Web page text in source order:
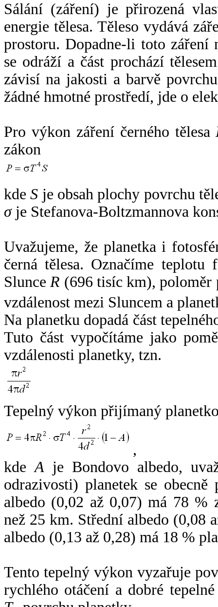
Sálání (záření) je přirozená
energie tělesa. Těleso vydává
prostoru. Dopadne-li toto záření
se odráží a část prochází
závisí na jakosti a barvě
žádné hmotné prostředí, jde o
Pro výkon záření černého tělesa
zákon
kdeS je obsah plochy povrchu
σje Stefanova-Boltzmannova
Uvažujeme, že planetka i
černá tělesa. Označíme
SlunceR (696 tisíc km),
vzdálenost mezi Sluncem a
Na planetku dopadá část
Tuto část vypočítáme jako
vzdálenosti planetky, tzn.
Tepelný výkon přijímaný
,
kdeA je Bondovo albedo,
odrazivosti) planetek se
albedo (0,02 až 0,07) má 78 %
než 25 km. Střední albedo (0,08
albedo (0,13 až 0,28) má 18 %
Tento tepelný výkon vyzařuje
rychlého otáčení a dobré